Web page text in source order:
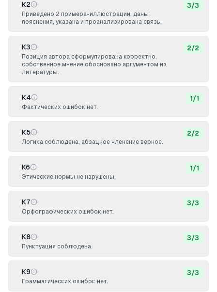
К2
Приведено 2 примера-иллюстрации, даны
пояснения, указана и проанализирована связь.
3/3
К3
Позиция автора сформулирована корректно,
собственное мнение обосновано аргументом из
литературы.
2/2
К4
Фактических ошибок нет.
1/1
К5
Логика соблюдена, абзацное членение верное.
2/2
К6
Этические нормы не нарушены.
1/1
К7
Орфографических ошибок нет.
3/3
К8
Пунктуация соблюдена.
3/3
К9
Грамматических ошибок нет.
3/3